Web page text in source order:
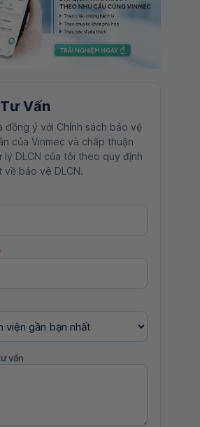
Vấn
đồng ý với Chính sách bảo vệ
của Vinmec và chấp thuận
lý DLCN của tôi theo quy định
về bảo vệ DLCN.
vấn